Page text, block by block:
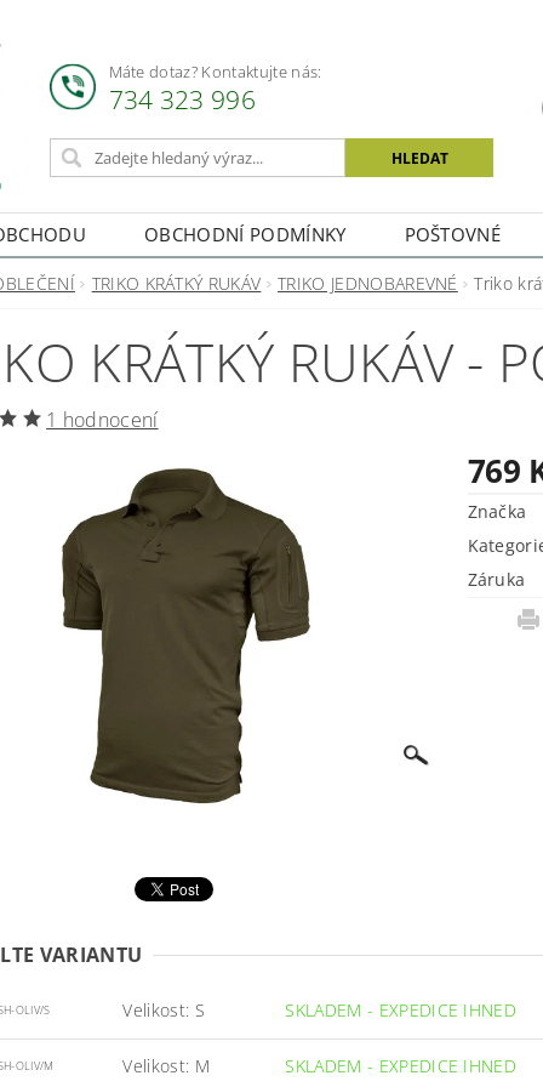
Máte dotaz? Kontaktujte nás:
734 323 996
OBCHODNÍ PODMÍNKY POŠTOVNÉ
TRIKO KRÁTKÝ RUKÁV TRIKO JEDNOBAREVNÉ Triko
KRÁTKÝ RUKÁV -
1 hodnocení
769
Značka
Záruka
VARIANTU
OLIV/S Velikost: S SKLADEM - EXPEDICE IHNED
OLIV/M Velikost: M SKLADEM - EXPEDICE IHNED